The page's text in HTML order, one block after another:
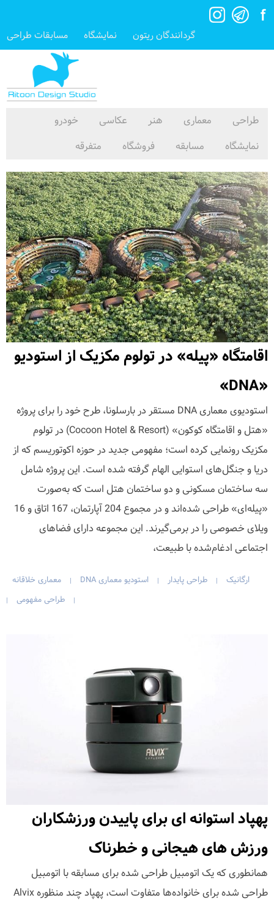
گردانندگان ریتون نمایشگاه مسابقات طراحی
طراحی معماری هنر عکاسی
خودرو
نمایشگاه
مسابقه فروشگاه متفرقه
اقامتگاه «پیله» در تولوم مکزیک از استودیو
«DNA»
استودیوی معماری DNA مستقر در بارسلونا، طرح خود را برای پروژه
«هتل و اقامتگاه کوکون» (Cocoon Hotel & Resort) در تولوم
مکزیک رونمایی کرده است؛ مفهومی جدید در حوزه اکوتوریسم که از
دریا و جنگل‌های استوایی الهام گرفته شده است. این پروژه شامل
سه ساختمان مسکونی و دو ساختمان هتل است که به‌صورت
«پیله‌ای» طراحی شده‌اند و در مجموع 204 آپارتمان، 167 اتاق و 16
ویلای خصوصی را در بر‌می‌گیرند. این مجموعه دارای فضاهای
اجتماعی ادغام‌شده با طبیعت،
ارگانیک | طراحی پایدار | استودیو معماری DNA | معماری خلاقانه
| طراحی مفهومی |
پهپاد استوانه ای برای پاییدن ورزشکاران
ورزش های هیجانی و خطرناک
همانطوری که یک اتومبیل طراحی شده برای مسابقه با اتومبیل
طراحی شده برای خانواده‌ها متفاوت است، پهپاد چند منظوره Alvix